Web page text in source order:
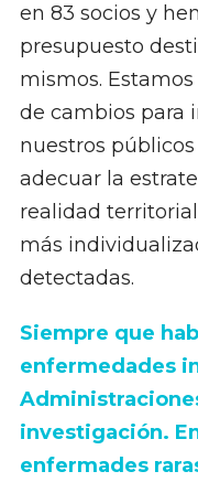
en 83 socios y
presupuesto
mismos.
de cambios para
nuestros
adecuar la
realidad
más
detectadas.
Siempre que
enfermedades
investigación.
enfermades